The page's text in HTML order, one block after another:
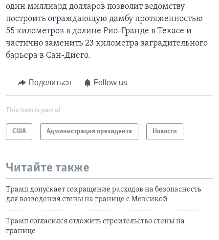
один миллиард долларов позволит ведомству
построить ограждающую дамбу протяженностью
55 километров в долине Рио-Гранде в Техасе и
частично заменить 23 километра заградительного
барьера в Сан-Диего.
Поделиться Follow us
This item is part of
США Администрация президента Новости
Читайте также
Трамп допускает сокращение расходов на безопасность
для возведения стены на границе с Мексикой
Трамп согласился отложить строительство стены на
границе